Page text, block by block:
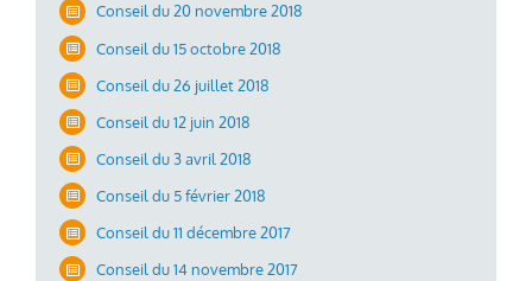
Conseil du 20 novembre 2018
Conseil du 15 octobre 2018
Conseil du 26 juillet 2018
Conseil du 12 juin 2018
Conseil du 3 avril 2018
Conseil du 5 février 2018
Conseil du 11 décembre 2017
Conseil du 14 novembre 2017